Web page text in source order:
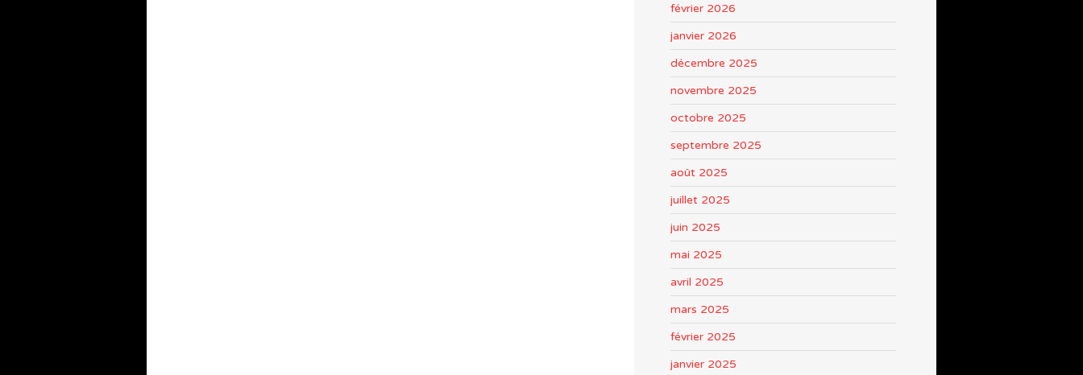
février 2026
janvier 2026
décembre 2025
novembre 2025
octobre 2025
septembre 2025
août 2025
juillet 2025
juin 2025
mai 2025
avril 2025
mars 2025
février 2025
janvier 2025